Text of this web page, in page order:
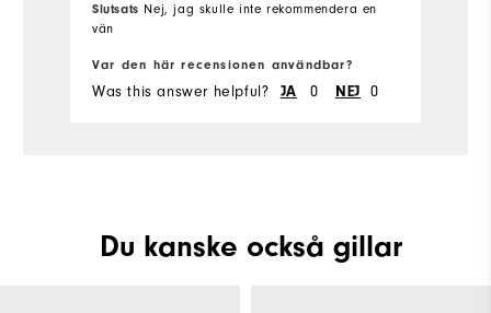
Slutsats Nej, jag skulle inte rekommendera en
vän
Var den här recensionen användbar?
Was this answer helpful? JA 0 NEJ 0
Du kanske också gillar